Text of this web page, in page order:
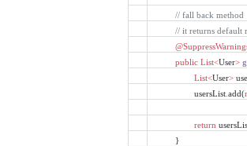
// fall back method
// it returns default
public List<User>
List<User>
usersList. add(
return
}